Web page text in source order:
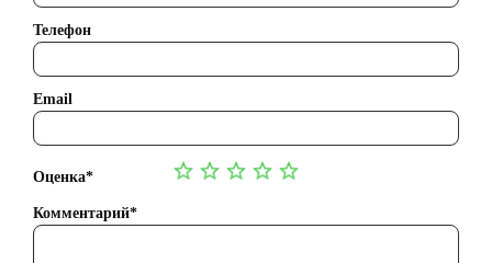
Телефон
Email
Оценка*
Комментарий*